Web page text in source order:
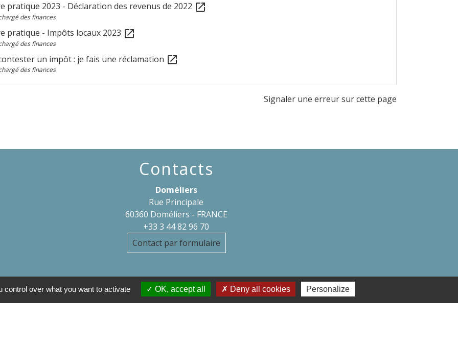
pratique 2023 - Déclaration des revenus de 2022 open_in_new
des finances
pratique - Impôts locaux 2023 open_in_new
des finances
un impôt : je fais une réclamation open_in_new
des finances
Signaler une erreur sur cette page
Contacts
Doméliers
Rue Principale
60360 Doméliers - FRANCE
+33 3 44 82 96 70
Contact par formulaire
over what you want to activate OK, accept all Deny all cookies Personalize